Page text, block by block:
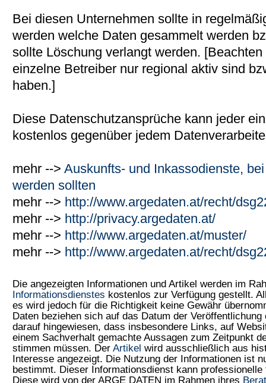
Bei diesen Unternehmen sollte in
werden welche Daten gesammelt werden
sollte Löschung verlangt werden.
einzelne Betreiber nur regional aktiv sind
haben.]
Diese Datenschutzansprüche kann jeder
kostenlos gegenüber jedem
mehr --> Auskunfts- und Inkassodienste,
werden sollten
mehr --> http://www.argedaten.at/recht/
mehr --> http://privacy.argedaten.at/
mehr --> http://www.argedaten.at/muster/
mehr --> http://www.argedaten.at/recht/
Die angezeigten Informationen und Artikel werden im
Informationsdienstes kostenlos zur Verfügung gestellt.
es wird jedoch für die Richtigkeit keine Gewähr
Daten beziehen sich auf das Datum der
darauf hingewiesen, dass insbesondere Links, auf
einem Sachverhalt gemachte Aussagen zum Zeitpunkt
stimmen müssen. Der Artikel wird ausschließlich aus
Interesse angezeigt. Die Nutzung der Informationen ist
bestimmt. Dieser Informationsdienst kann
Diese wird von der ARGE DATEN im Rahmen ihres